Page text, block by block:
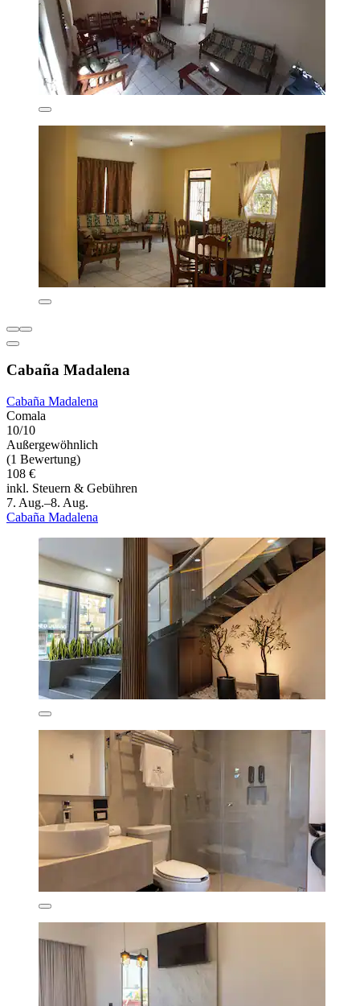
Cabaña Madalena
Cabaña Madalena
Comala
10/10
Außergewöhnlich
(1 Bewertung)
108 €
inkl. Steuern & Gebühren
7. Aug.–8. Aug.
Cabaña Madalena